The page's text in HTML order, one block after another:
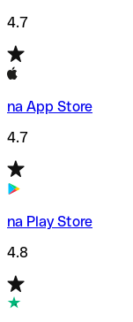
4.7
na App Store
4.7
na Play Store
4.8